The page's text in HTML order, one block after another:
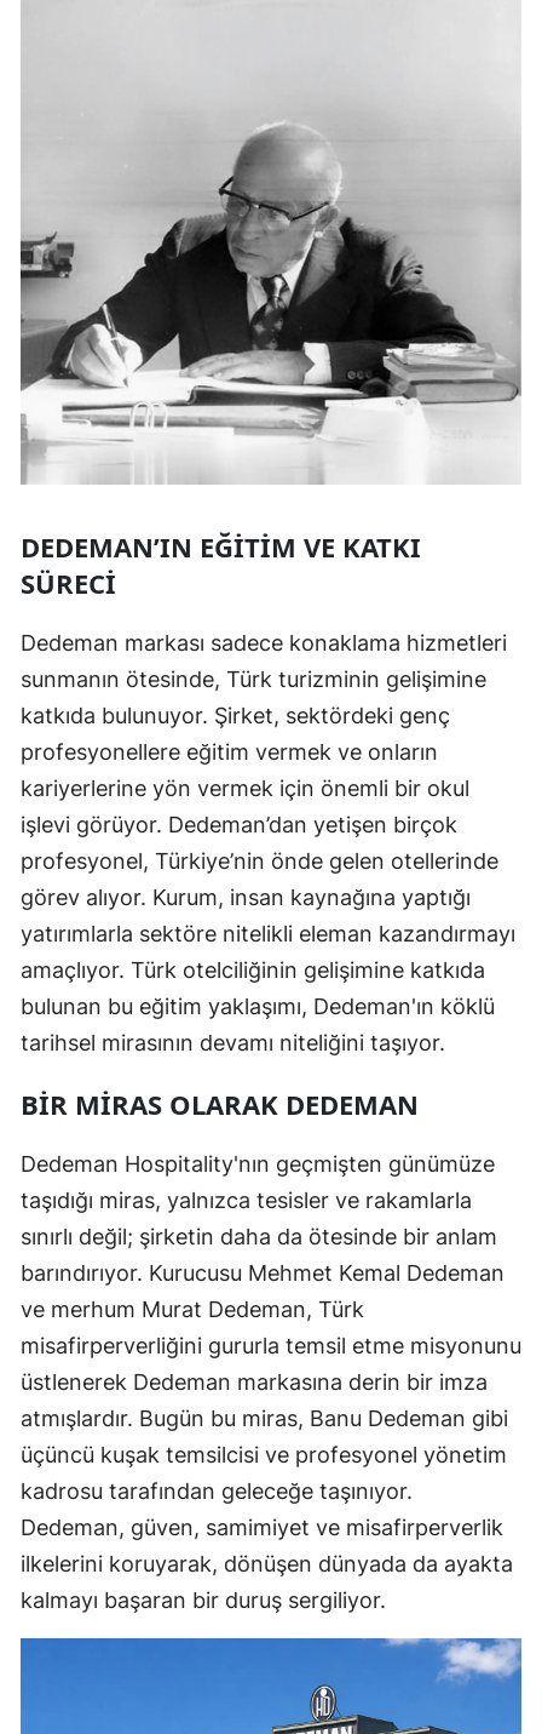
DEDEMAN’IN EĞITIM VE KATKI
SÜRECI
Dedeman markası sadece konaklama hizmetleri
sunmanın ötesinde, Türk turizminin gelişimine
katkıda bulunuyor. Şirket, sektördeki genç
profesyonellere eğitim vermek ve onların
kariyerlerine yön vermek için önemli bir okul
işlevi görüyor. Dedeman’dan yetişen birçok
profesyonel, Türkiye’nin önde gelen otellerinde
görev alıyor. Kurum, insan kaynağına yaptığı
yatırımlarla sektöre nitelikli eleman kazandırmayı
amaçlıyor. Türk otelciliğinin gelişimine katkıda
bulunan bu eğitim yaklaşımı, Dedeman'ın köklü
tarihsel mirasının devamı niteliğini taşıyor.
BIR MIRAS OLARAK DEDEMAN
Dedeman Hospitality'nın geçmişten günümüze
taşıdığı miras, yalnızca tesisler ve rakamlarla
sınırlı değil; şirketin daha da ötesinde bir anlam
barındırıyor. Kurucusu Mehmet Kemal Dedeman
ve merhum Murat Dedeman, Türk
misafirperverliğini gururla temsil etme misyonunu
üstlenerek Dedeman markasına derin bir imza
atmışlardır. Bugün bu miras, Banu Dedeman gibi
üçüncü kuşak temsilcisi ve profesyonel yönetim
kadrosu tarafından geleceğe taşınıyor.
Dedeman, güven, samimiyet ve misafirperverlik
ilkelerini koruyarak, dönüşen dünyada da ayakta
kalmayı başaran bir duruş sergiliyor.